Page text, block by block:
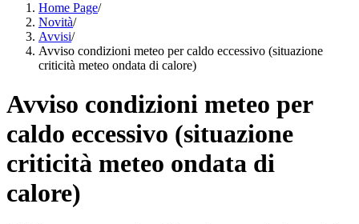
Home Page/
Novità/
Avvisi/
Avviso condizioni meteo per caldo eccessivo (situazione
criticità meteo ondata di calore)
Avviso condizioni meteo per
caldo eccessivo (situazione
criticità meteo ondata di
calore)